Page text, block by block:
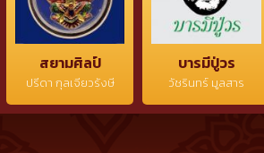
สยามศิลป์
ปรีดา กุลเจียวรังษี
บารมีปู่วร
วัชรินทร์ มูลสาร